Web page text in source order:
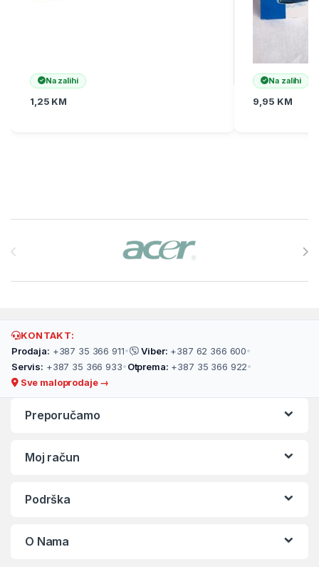
Na zalihi
1,25 KM
Na zalihi
9,95 KM
KONTAKT:
Prodaja: +387 35 366 911• Viber: +387 62 366 600•
Servis: +387 35 366 933• Otprema: +387 35 366 922•
Sve maloprodaje →
Preporučamo
Moj račun
Podrška
O Nama